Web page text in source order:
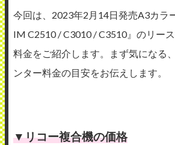
今回は、2023年2月14日発売A3カラ
IM C2510 / C3010 / C3510』のリー
料金をご紹介します。まず気になる
ンター料金の目安をお伝えします。
▼リコー複合機の価格